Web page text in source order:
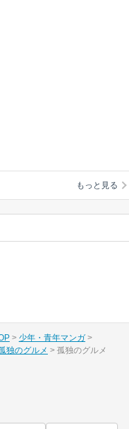
もっと見る
少年・青年マンガ
独のグルメ
孤独のグルメ